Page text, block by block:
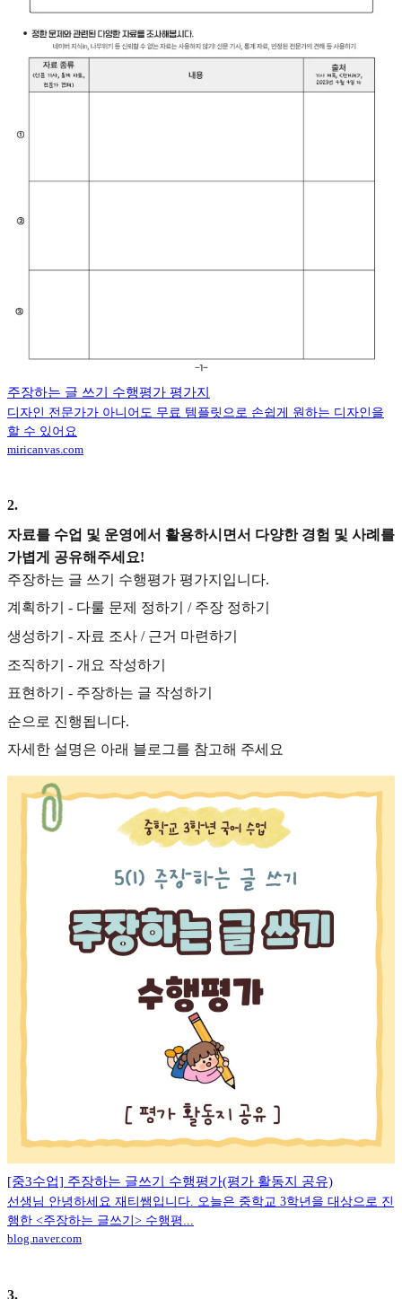
주장하는 글 쓰기 수행평가 평가지
디자인 전문가가 아니어도 무료 템플릿으로 손쉽게 원하는 디자인을
할 수 있어요
miricanvas.com
2.
자료를 수업 및 운영에서 활용하시면서 다양한 경험 및 사례를
가볍게 공유해주세요!
주장하는 글 쓰기 수행평가 평가지입니다.
계획하기 - 다룰 문제 정하기 / 주장 정하기
생성하기 - 자료 조사 / 근거 마련하기
조직하기 - 개요 작성하기
표현하기 - 주장하는 글 작성하기
순으로 진행됩니다.
자세한 설명은 아래 블로그를 참고해 주세요
[중3수업] 주장하는 글쓰기 수행평가(평가 활동지 공유)
선생님 안녕하세요 재티쌤입니다. 오늘은 중학교 3학년을 대상으로 진
행한 <주장하는 글쓰기> 수행평...
blog.naver.com
3.